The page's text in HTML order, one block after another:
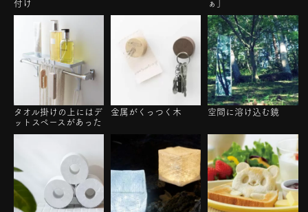
付け
ぁ」
タオル掛けの上にはデ
ットスペースがあった
金属がくっつく木 空間に溶け込む鏡